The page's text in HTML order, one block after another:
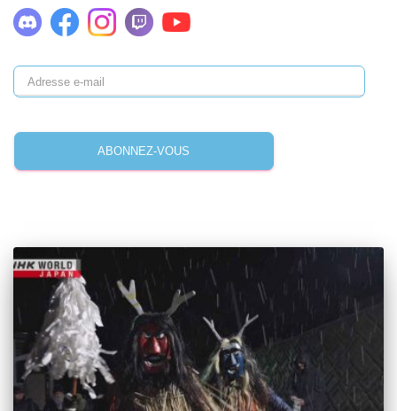
ABONNEZ-VOUS